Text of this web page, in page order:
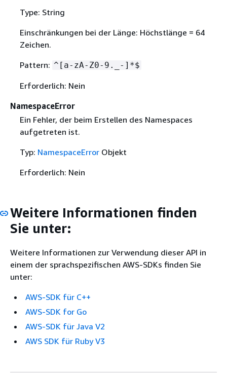
Type: String
Einschränkungen bei der Länge: Höchstlänge = 64
Zeichen.
Pattern: ^[a-zA-Z0-9._-]*$
Erforderlich: Nein
NamespaceError
Ein Fehler, der beim Erstellen des Namespaces
aufgetreten ist.
Typ: NamespaceErrorObjekt
Erforderlich: Nein
Weitere Informationen finden
Sie unter:
Weitere Informationen zur Verwendung dieser API in
einem der sprachspezifischen AWS-SDKs finden Sie
unter:
AWS-SDK für C++
AWS-SDK for Go
AWS-SDK für Java V2
AWS SDK für Ruby V3